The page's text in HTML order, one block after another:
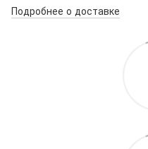
Подробнее о доставке